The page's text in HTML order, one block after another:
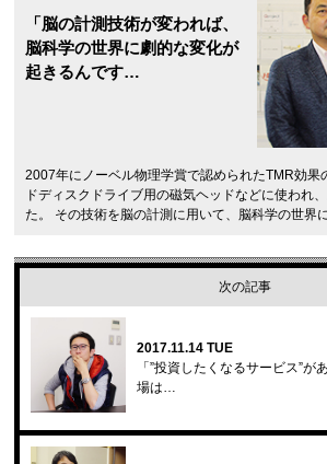
「脳の計測技術が変われば、
脳科学の世界に劇的な変化が
起きるんです…
2007年にノーベル物理学賞で認められたTMR効果
ドディスクドライブ用の磁気ヘッドなどに使われ
た。 その技術を脳の計測に用いて、脳科学の世界
次の記事
2017.11.14 TUE
「”投資したくなるサービス”が
場は…